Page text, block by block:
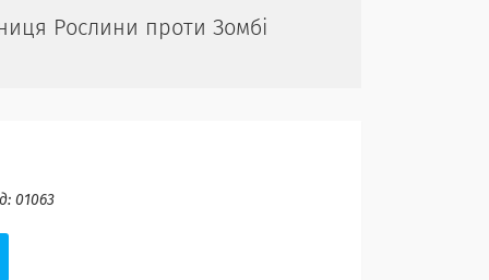
Рослини проти Зомбі
01063